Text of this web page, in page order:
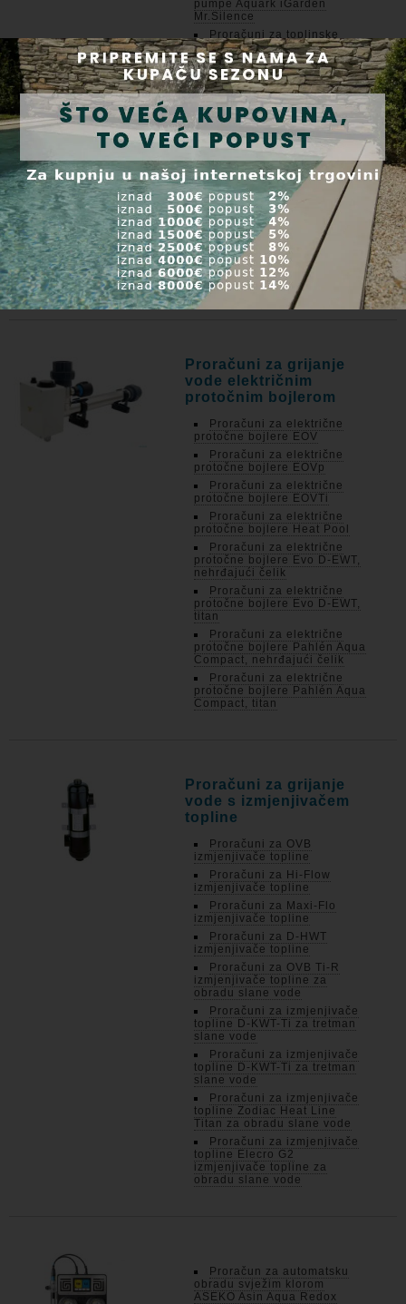
pumpe Aquark iGarden
Mr.Silence
Proračuni za toplinske
pumpe Aquark iGarden
Mr.Silence 30
Proračuni za toplinske
pumpe Aquark iGarden
Mr.Silence PRO
Proračuni za toplinske
pumpe Fuego
Proračuni za toplinske
pumpe Microwell HP Black
Inverter
Proračuni za toplinske
pumpe Microwell HP Silver
Inverter Pro Compact
Proračuni za toplinske
pumpe Zodiac Z250iQ
Proračuni za toplinske
pumpe Zodiac Z350iQ
Proračuni za grijanje
vode električnim
protočnim bojlerom
Proračuni za električne
protočne bojlere EOV
Proračuni za električne
protočne bojlere EOVp
Proračuni za električne
protočne bojlere EOVTi
Proračuni za električne
protočne bojlere Heat Pool
Proračuni za električne
protočne bojlere Evo D-EWT,
nehrđajući čelik
Proračuni za električne
protočne bojlere Evo D-EWT,
titan
Proračuni za električne
protočne bojlere Pahlén Aqua
Compact, nehrđajući čelik
Proračuni za električne
protočne bojlere Pahlén Aqua
Compact, titan
Proračuni za grijanje
vode s izmjenjivačem
topline
Proračuni za OVB
izmjenjivače topline
Proračuni za Hi-Flow
izmjenjivače topline
Proračuni za Maxi-Flo
izmjenjivače topline
Proračuni za D-HWT
izmjenjivače topline
Proračuni za OVB Ti-R
izmjenjivače topline za
obradu slane vode
Proračuni za izmjenjivače
topline D-KWT-Ti za tretman
slane vode
Proračuni za izmjenjivače
topline D-KWT-Ti za tretman
slane vode
Proračuni za izmjenjivače
topline Zodiac Heat Line
Titan za obradu slane vode
Proračuni za izmjenjivače
topline Elecro G2
izmjenjivače topline za
obradu slane vode
Proračun za automatsku
obradu svježim klorom
ASEKO Asin Aqua Redox